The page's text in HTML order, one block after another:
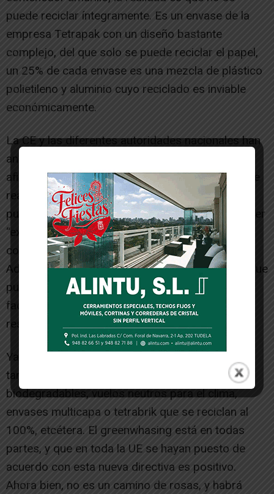
puede reciclar íntegramente. Es un envase de la
empresa Tetrapak con un diseño bastante
complejo, del que solo se puede reciclar el papel,
un 25% de cada envase es una mezcla de plástico
polietileno y aluminio cuyo reciclado es inviable
económicamente.
La CE y las diferentes autoridades nacionales han
analizado en los últimos tiempos infinidad de
afirmaciones relacionadas con el medio ambiente
realizadas por diferentes empresas en su
publicidad. De ellas, el 42% de estas resultaron ser
“exageradas, falsas o engañosas, y podían
considerarse prácticas comerciales desleales”.
Además, en el 60% de los casos, las empresas que
publicitaban sus proyectos como verdes no
facilitaban ningún tipo de prueba accesible para
respaldar sus etiquetas.
Ya es hora de poner orden con la confusión de
tantas etiquetas engañosas, como toallitas
biodegradables, vuelos neutros para el clima,
envases multicapa o tetrabrik que se reciclan al
100%, etcétera. El greenwhasing está en todas
partes, y que en toda la UE se hayan puesto de
acuerdo con esta nueva directiva es positivo.
Ahora bien, no es un camino de rosas, y habrá